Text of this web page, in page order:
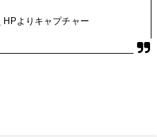
HPよりキャプチャー